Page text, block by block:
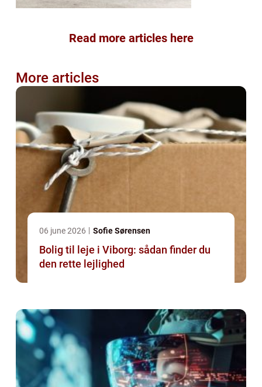
Read more articles here
More articles
06 june 2026 Sofie Sørensen
Bolig til leje i Viborg: sådan finder du
den rette lejlighed